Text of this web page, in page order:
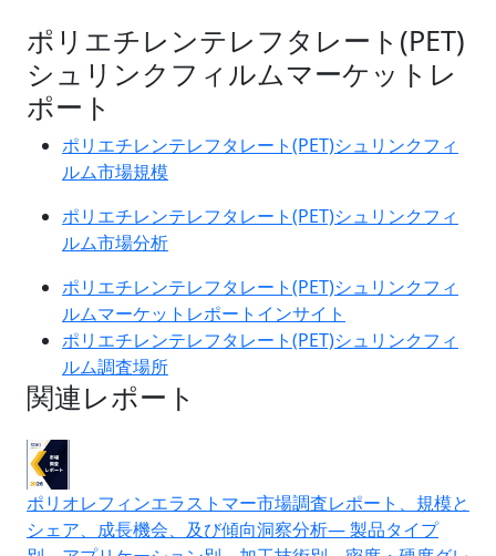
ポリエチレンテレフタレート(PET)
シュリンクフィルムマーケットレ
ポート
ポリエチレンテレフタレート(PET)シュリンクフィ
ルム市場規模
ポリエチレンテレフタレート(PET)シュリンクフィ
ルム市場分析
ポリエチレンテレフタレート(PET)シュリンクフィ
ルムマーケットレポートインサイト
ポリエチレンテレフタレート(PET)シュリンクフィ
ルム調査場所
関連レポート
ポリオレフィンエラストマー市場調査レポート、規模と
シェア、成長機会、及び傾向洞察分析― 製品タイプ